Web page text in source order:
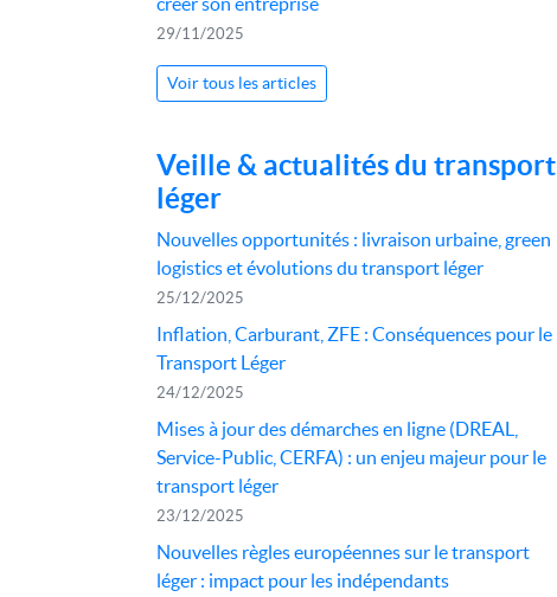
29/11/2025
Voir tous les articles
Veille & actualités du transport
léger
Nouvelles opportunités : livraison urbaine, green
logistics et évolutions du transport léger
25/12/2025
Inflation, Carburant, ZFE : Conséquences pour le
Transport Léger
24/12/2025
Mises à jour des démarches en ligne (DREAL,
Service-Public, CERFA) : un enjeu majeur pour le
transport léger
23/12/2025
Nouvelles règles européennes sur le transport
léger : impact pour les indépendants